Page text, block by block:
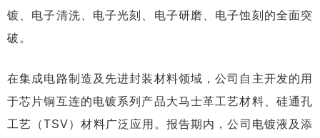
镀、电子清洗、电子光刻、电子研磨、电子蚀刻的全面突
破。
在集成电路制造及先进封装材料领域，公司自主开发的用
于芯片铜互连的电镀系列产品大马士革工艺材料、硅通孔
工艺（TSV）材料广泛应用。报告期内，公司电镀液及添